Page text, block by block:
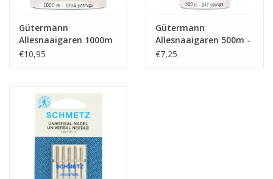
Gütermann
Allesnaaigaren 1000m
- Wit
€10,95
Gütermann
Allesnaaigaren 500m -
Wit
€7,25